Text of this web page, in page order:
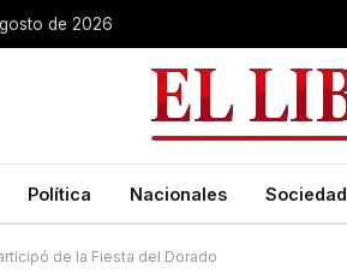
de 2026
Política Nacionales Sociedad
de la Fiesta del Dorado